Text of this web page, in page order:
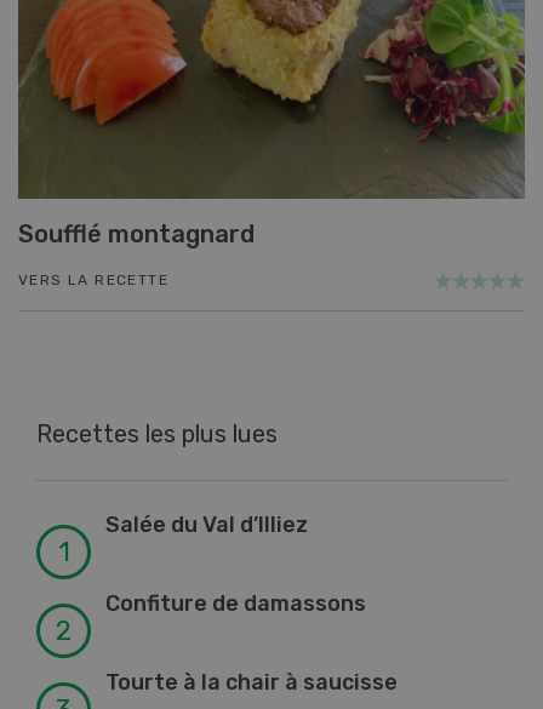
Soufflé montagnard
VERS LA RECETTE
Recettes les plus lues
Salée du Val d’Illiez
Confiture de damassons
Tourte à la chair à saucisse